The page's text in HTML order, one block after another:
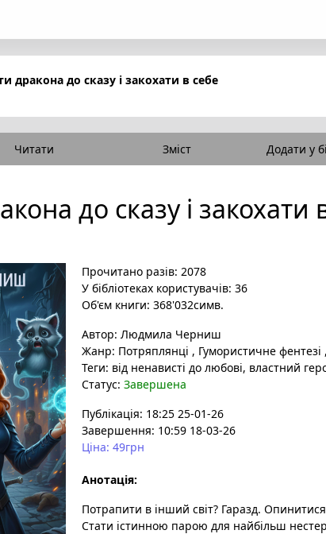
дракона до сказу і закохати в себе
Читати Зміст Додати у
до сказу і закохати
Прочитано разів: 2078
У бібліотеках користувачів: 36
Об'єм книги: 368'032симв.
Автор: Людмила Черниш
Жанр: Потряплянці , Гумористичне фентезі ,
Теги: від ненависті до любові, властний
Статус: Завершена
Публікація: 18:25 25-01-26
Завершення: 10:59 18-03-26
Ціна: 49грн
Анотація:
Потрапити в інший світ? Гаразд.
Стати істинною парою для найбільш